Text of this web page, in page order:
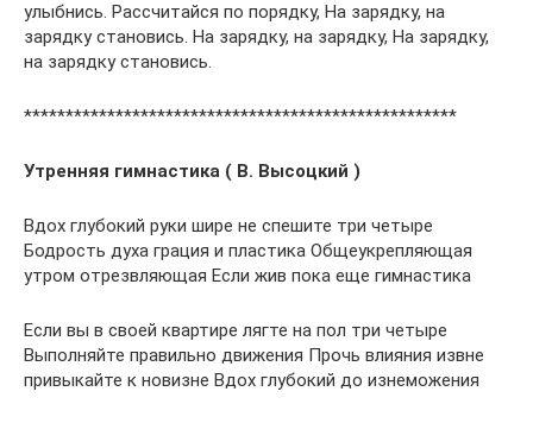
улыбнись. Рассчитайся по порядку, На зарядку, на
зарядку становись. На зарядку, на зарядку, На зарядку,
на зарядку становись.
****************************************************
Утренняя гимнастика ( В. Высоцкий )
Вдох глубокий руки шире не спешите три четыре
Бодрость духа грация и пластика Общеукрепляющая
утром отрезвляющая Если жив пока еще гимнастика
Если вы в своей квартире лягте на пол три четыре
Выполняйте правильно движения Прочь влияния извне
привыкайте к новизне Вдох глубокий до изнеможения